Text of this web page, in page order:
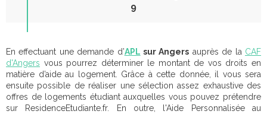
9
En effectuant une demande d’APL sur Angers auprès de la CAF
d'Angers vous pourrez déterminer le montant de vos droits en
matière d’aide au logement. Grâce à cette donnée, il vous sera
ensuite possible de réaliser une sélection assez exhaustive des
offres de logements étudiant auxquelles vous pouvez prétendre
sur ResidenceEtudiante.fr. En outre, l'Aide Personnalisée au